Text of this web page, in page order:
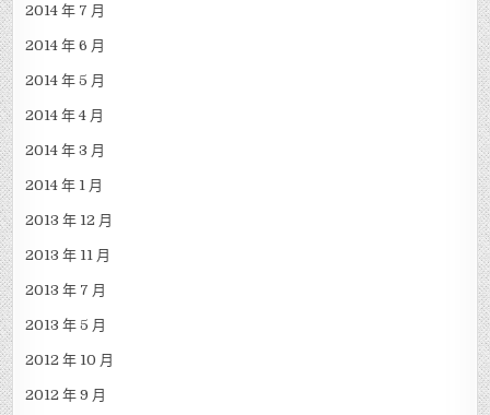
2014 年 7 月
2014 年 6 月
2014 年 5 月
2014 年 4 月
2014 年 3 月
2014 年 1 月
2013 年 12 月
2013 年 11 月
2013 年 7 月
2013 年 5 月
2012 年 10 月
2012 年 9 月